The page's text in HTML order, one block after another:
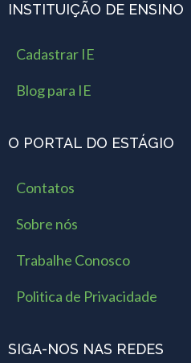
INSTITUIÇÃO DE ENSINO
Cadastrar IE
Blog para IE
O PORTAL DO ESTÁGIO
Contatos
Sobre nós
Trabalhe Conosco
Politica de Privacidade
SIGA-NOS NAS REDES